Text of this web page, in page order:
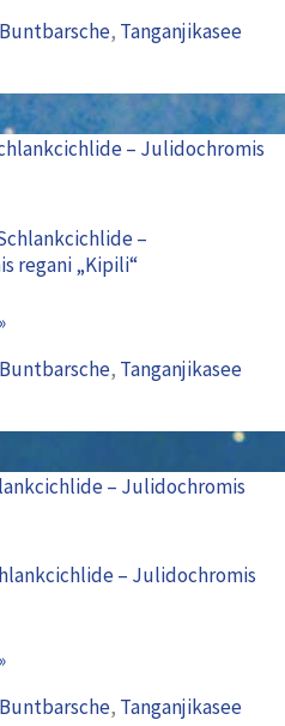
, Tanganjikasee
–
regani „Kipili“
, Tanganjikasee
– Julidochromis
, Tanganjikasee